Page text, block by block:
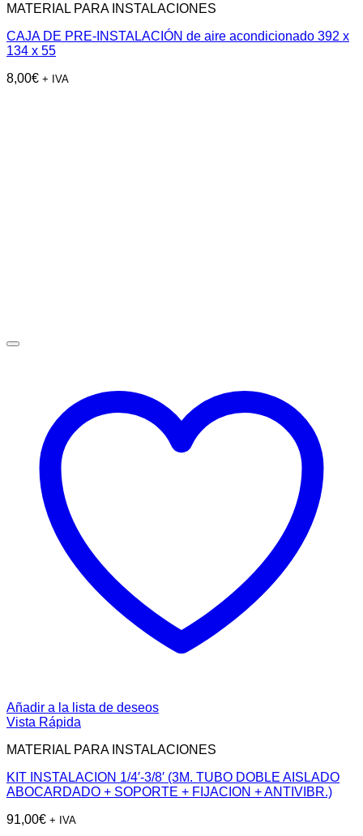
MATERIAL PARA INSTALACIONES
CAJA DE PRE-INSTALACIÓN de aire acondicionado 392 x
134 x 55
8,00€ + IVA
Añadir a la lista de deseos
Vista Rápida
MATERIAL PARA INSTALACIONES
KIT INSTALACION 1/4′-3/8′ (3M. TUBO DOBLE AISLADO
ABOCARDADO + SOPORTE + FIJACION + ANTIVIBR.)
91,00€ + IVA